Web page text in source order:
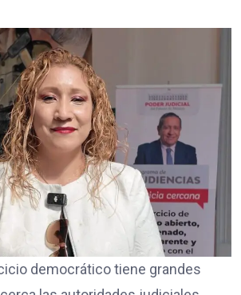
democrático tiene grandes